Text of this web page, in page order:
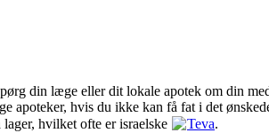
din læge eller dit lokale apotek om din
apoteker, hvis du ikke kan få fat i det
hvilket ofte er israelske
Teva.